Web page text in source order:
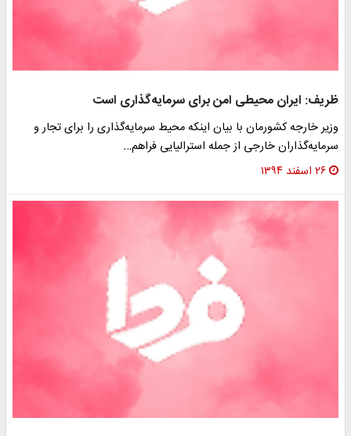
ظریف: ایران محیطی امن برای سرمایه‌گذاری‌ است
وزیر خارجه کشورمان با بیان اینکه محیط سرمایه‌گذاری را برای تجار و
سرمایه‌گذاران خارجی از جمله استرالیایی فراهم…
۲۶ اسفند ۱۳۹۴